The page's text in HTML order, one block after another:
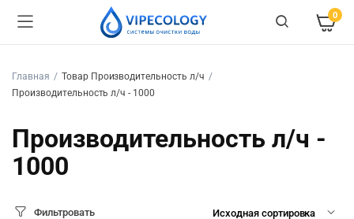
0
Главная
Товар Производительность л/ч
Производительность л/ч - 1000
Производительность л/ч -
1000
Фильтровать